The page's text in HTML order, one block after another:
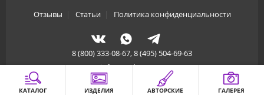
КАТАЛОГ ИЗДЕЛИЯ АВТОРСКИЕ ГАЛЕРЕЯ
Отзывы Статьи| Политика конфиденциальности
8 (800) 333-08-67, 8 (495) 504-69-63
info@artdecory.ru